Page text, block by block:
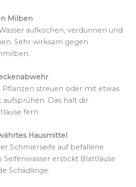
Milben
aufkochen, verdünnen und
Sehr wirksam gegen
Pflanzen streuen oder mit etwas
Das hält dir
fern.
Hausmittel
Schmierseife auf befallene
Seifenwasser erstickt Blattläuse
Schädlinge.